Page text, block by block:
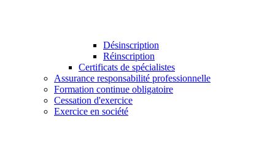
Désinscription
Réinscription
Certificats de spécialistes
Assurance responsabilité professionnelle
Formation continue obligatoire
Cessation d'exercice
Exercice en société